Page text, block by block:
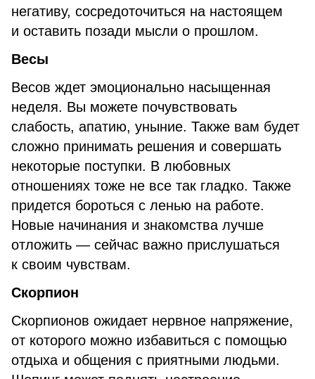
негативу, сосредоточиться на настоящем
и оставить позади мысли о прошлом.
Весы
Весов ждет эмоционально насыщенная
неделя. Вы можете почувствовать
слабость, апатию, уныние. Также вам будет
сложно принимать решения и совершать
некоторые поступки. В любовных
отношениях тоже не все так гладко. Также
придется бороться с ленью на работе.
Новые начинания и знакомства лучше
отложить — сейчас важно прислушаться
к своим чувствам.
Скорпион
Скорпионов ожидает нервное напряжение,
от которого можно избавиться с помощью
отдыха и общения с приятными людьми.